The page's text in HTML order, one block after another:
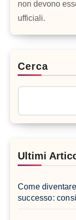
non devono
ufficiali.
Cerca
Ultimi
Come
successo: